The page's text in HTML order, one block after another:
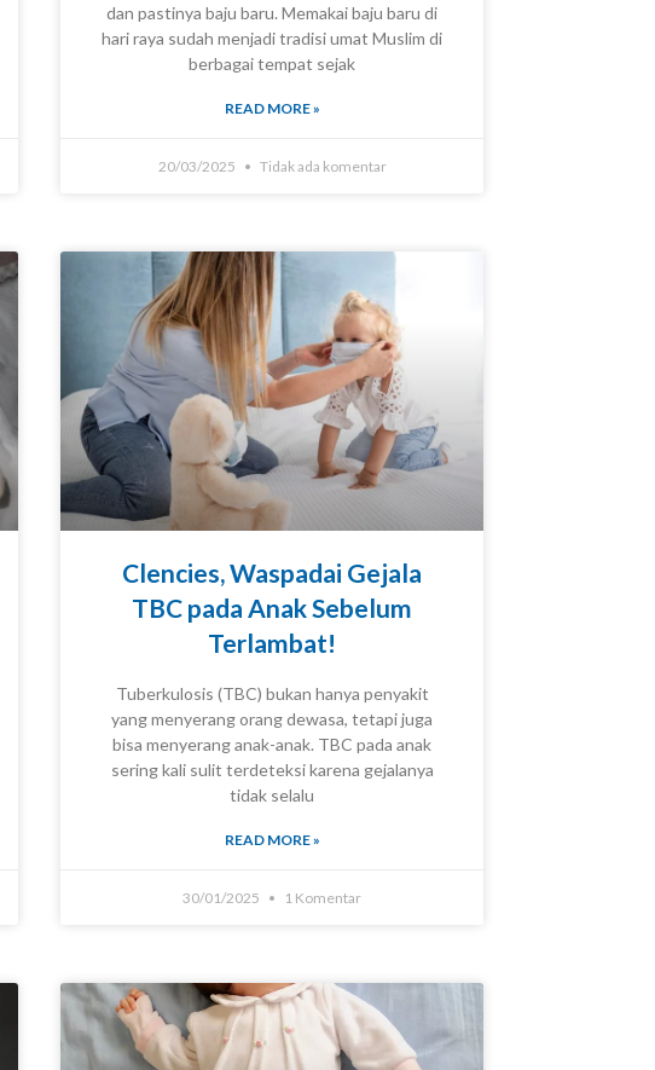
dan pastinya baju baru. Memakai baju baru di
hari raya sudah menjadi tradisi umat Muslim di
berbagai tempat sejak
READ MORE »
20/03/2025 Tidak ada komentar
KNOWLEDGE
Clencies, Waspadai Gejala
TBC pada Anak Sebelum
Terlambat!
Tuberkulosis (TBC) bukan hanya penyakit
yang menyerang orang dewasa, tetapi juga
bisa menyerang anak-anak. TBC pada anak
sering kali sulit terdeteksi karena gejalanya
tidak selalu
READ MORE »
30/01/2025 1 Komentar
KNOWLEDGE